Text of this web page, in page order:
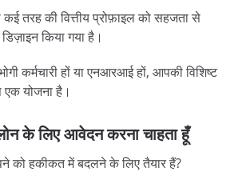
तरह की वित्तीय प्रोफ़ाइल को सहजता से
किया गया है।
कर्मचारी हों या एनआरआई हों, आपकी विशिष्ट
योजना है।
के लिए आवेदन करना चाहता हूँ
को हकीकत में बदलने के लिए तैयार हैं?